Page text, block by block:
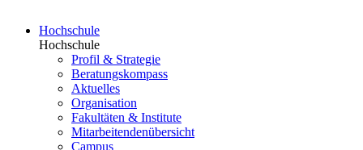
Hochschule
Hochschule
Profil & Strategie
Beratungskompass
Aktuelles
Organisation
Fakultäten & Institute
Mitarbeitendenübersicht
Campus